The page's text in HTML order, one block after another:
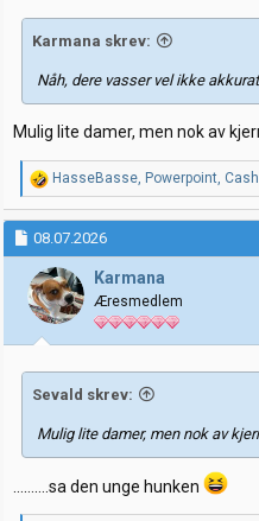
Karmana skrev:
Nåh, dere vasser vel ikke
Mulig lite damer, men nok av
R
e
a
k
j
o
n
e
r
HasseBasse Powerpoint
08.07.2026
Karmana
Æresmedlem
Sevald skrev:
Mulig lite damer, men nok av
……….sa den unge hunken